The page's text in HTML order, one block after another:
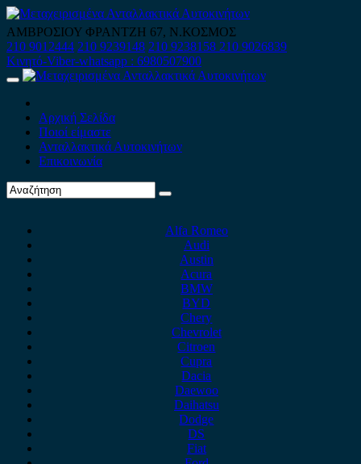
Skip
to
content
ΑΜΒΡΟΣΙΟΥ ΦΡΑΝΤΖΗ 67, Ν.ΚΟΣΜΟΣ
210 9012444 210 9239148 210 9238158 210 9026839
Κινητό-Viber-whatsapp : 6980507900
Primary
Αρχική Σελίδα
Ποιοί είμαστε
Ανταλλακτικά Αυτοκινήτων
Επικοινωνία
Alfa Romeo
Audi
Austin
Acura
BMW
BYD
Chery
Chevrolet
Citroen
Cupra
Dacia
Daewoo
Daihatsu
Dodge
DS
Fiat